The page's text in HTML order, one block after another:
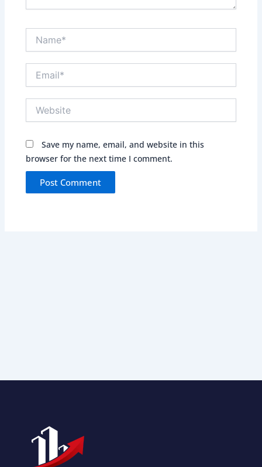
Save my name, email, and website in this
browser for the next time I comment.